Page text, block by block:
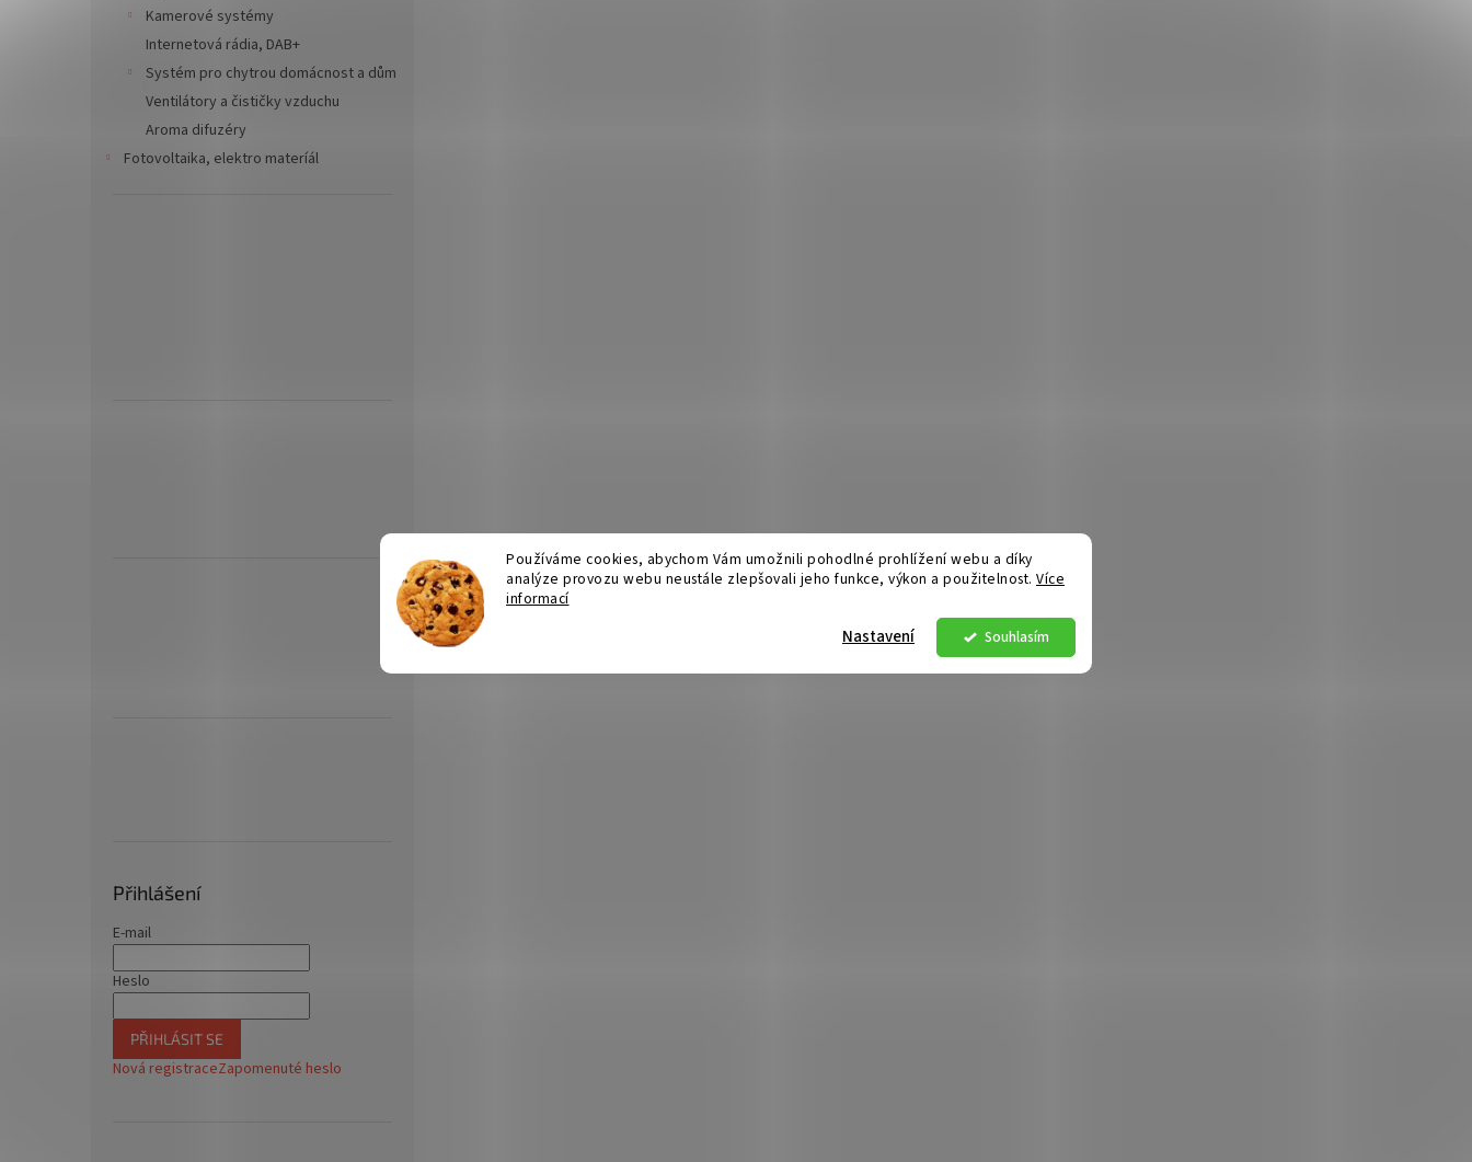
Používáme cookies, abychom Vám umožnili pohodlné prohlížení webu a díky
analýze provozu webu neustále zlepšovali jeho funkce, výkon a použitelnost. Více
informací
Souhlasím
Nastavení
Kamerové systémy
Internetová rádia, DAB+
Systém pro chytrou domácnost a dům
Ventilátory a čističky vzduchu
Aroma difuzéry
Fotovoltaika, elektro materíál
Přihlášení
E-mail
Heslo
PŘIHLÁSIT SE
Nová registraceZapomenuté heslo